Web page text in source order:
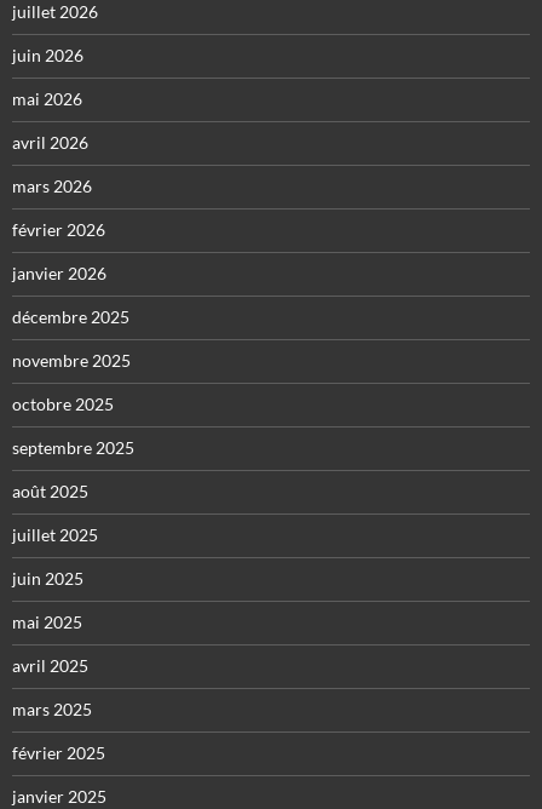
juillet 2026
juin 2026
mai 2026
avril 2026
mars 2026
février 2026
janvier 2026
décembre 2025
novembre 2025
octobre 2025
septembre 2025
août 2025
juillet 2025
juin 2025
mai 2025
avril 2025
mars 2025
février 2025
janvier 2025